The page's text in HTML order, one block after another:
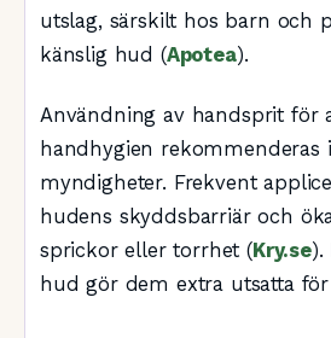
utslag, särskilt hos barn och
känslig hud (Apotea).
Användning av handsprit för
handhygien rekommenderas
myndigheter. Frekvent
hudens skyddsbarriär och
sprickor eller torrhet (Kry.se).
hud gör dem extra utsatta